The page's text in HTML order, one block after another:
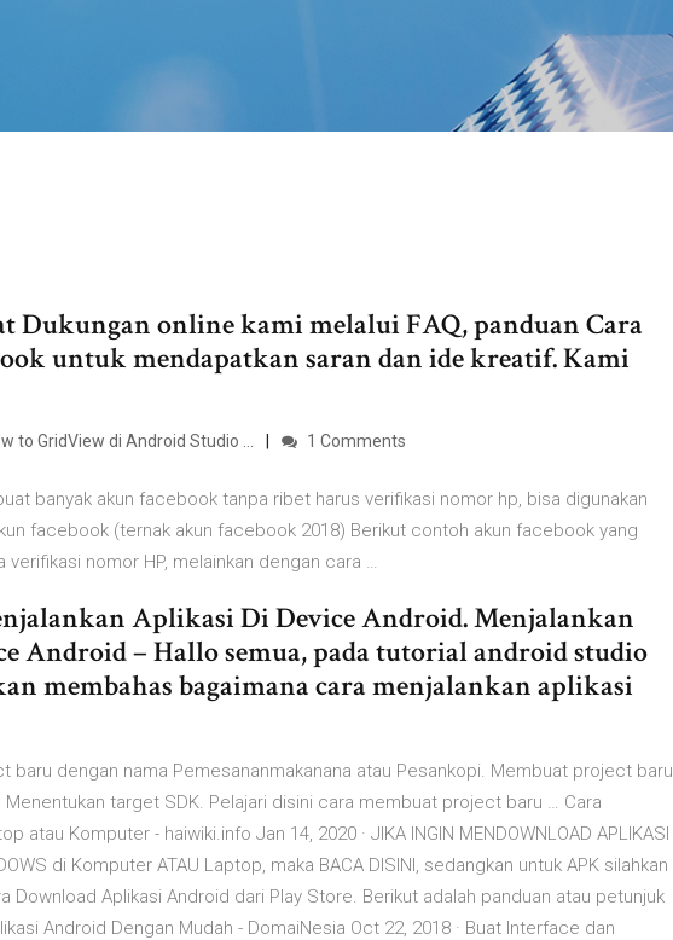
Dukungan online kami melalui FAQ, panduan Cara
untuk mendapatkan saran dan ide kreatif. Kami
to GridView di Android Studio ... 1 Comments
banyak akun facebook tanpa ribet harus verifikasi nomor hp, bisa digunakan
facebook (ternak akun facebook 2018) Berikut contoh akun facebook yang
verifikasi nomor HP, melainkan dengan cara …
Aplikasi Di Device Android. Menjalankan
Android – Hallo semua, pada tutorial android studio
membahas bagaimana cara menjalankan aplikasi
baru dengan nama Pemesananmakanana atau Pesankopi. Membuat project baru
Menentukan target SDK. Pelajari disini cara membuat project baru … Cara
atau Komputer - haiwiki.info Jan 14, 2020 · JIKA INGIN MENDOWNLOAD APLIKASI
di Komputer ATAU Laptop, maka BACA DISINI, sedangkan untuk APK silahkan
Download Aplikasi Android dari Play Store. Berikut adalah panduan atau petunjuk
Android Dengan Mudah - DomaiNesia Oct 22, 2018 · Buat Interface dan